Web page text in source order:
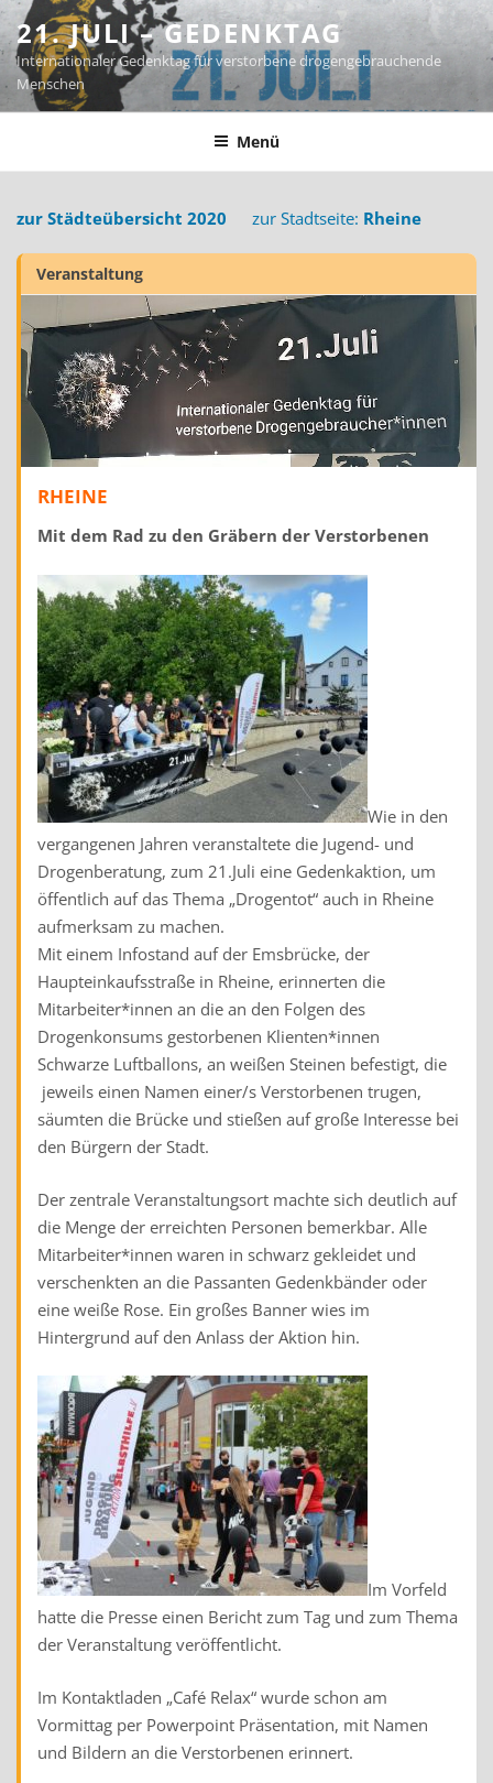
Zum
Inhalt
springen
21. JULI – GEDENKTAG
Internationaler Gedenktag für verstorbene drogengebrauchende
Menschen
Menü
zur Städteübersicht 2020 zur Stadtseite: Rheine
Veranstaltung
RHEINE
Mit dem Rad zu den Gräbern der Verstorbenen
Wie in den
vergangenen Jahren veranstaltete die Jugend- und
Drogenberatung, zum 21.Juli eine Gedenkaktion, um
öffentlich auf das Thema „Drogentot“ auch in Rheine
aufmerksam zu machen.
Mit einem Infostand auf der Emsbrücke, der
Haupteinkaufsstraße in Rheine, erinnerten die
Mitarbeiter*innen an die an den Folgen des
Drogenkonsums gestorbenen Klienten*innen
Schwarze Luftballons, an weißen Steinen befestigt, die
jeweils einen Namen einer/s Verstorbenen trugen,
säumten die Brücke und stießen auf große Interesse bei
den Bürgern der Stadt.
Der zentrale Veranstaltungsort machte sich deutlich auf
die Menge der erreichten Personen bemerkbar. Alle
Mitarbeiter*innen waren in schwarz gekleidet und
verschenkten an die Passanten Gedenkbänder oder
eine weiße Rose. Ein großes Banner wies im
Hintergrund auf den Anlass der Aktion hin.
Im Vorfeld
hatte die Presse einen Bericht zum Tag und zum Thema
der Veranstaltung veröffentlicht.
Im Kontaktladen „Café Relax“ wurde schon am
Vormittag per Powerpoint Präsentation, mit Namen
und Bildern an die Verstorbenen erinnert.